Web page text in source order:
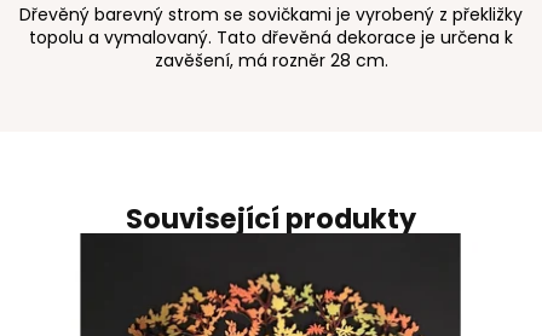
Související produkty
Dřevěný barevný strom se sovičkami je vyrobený z překližky
topolu a vymalovaný. Tato dřevěná dekorace je určena k
zavěšení, má rozněr 28 cm.